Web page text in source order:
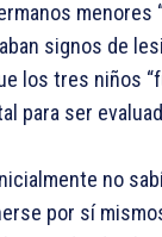
menores
signos de
los tres niños
para ser
no
por sí